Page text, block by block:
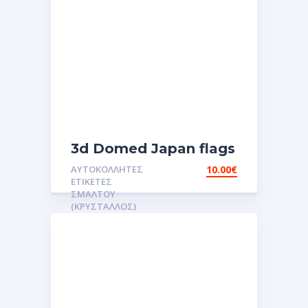
3d Domed Japan flags
reflective sticker
αυτοκόλλητες ετικέτες
3D Σμάλτου.Αυτοκόλλητα
ΑΥΤΟΚΌΛΛΗΤΕΣ
ΕΤΙΚΈΤΕΣ
ΣΜΆΛΤΟΥ
(ΚΡΥΣΤΑΛΛΟΣ)
10.00€